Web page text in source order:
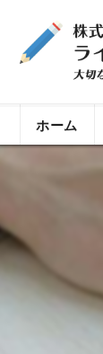
ホーム